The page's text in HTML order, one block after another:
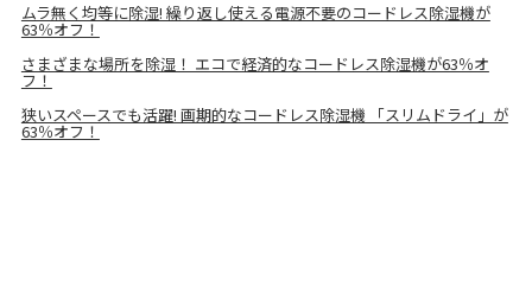
ムラ無く均等に除湿! 繰り返し使える電源不要のコードレス除湿機が
63％オフ！
さまざまな場所を除湿！ エコで経済的なコードレス除湿機が63％オ
フ！
狭いスペースでも活躍! 画期的なコードレス除湿機 「スリムドライ」が
63％オフ！